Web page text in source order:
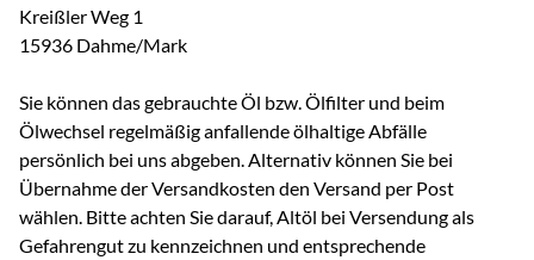
Kreißler Weg 1
15936 Dahme/Mark
Sie können das gebrauchte Öl bzw. Ölfilter und beim
Ölwechsel regelmäßig anfallende ölhaltige Abfälle
persönlich bei uns abgeben. Alternativ können Sie bei
Übernahme der Versandkosten den Versand per Post
wählen. Bitte achten Sie darauf, Altöl bei Versendung als
Gefahrengut zu kennzeichnen und entsprechende